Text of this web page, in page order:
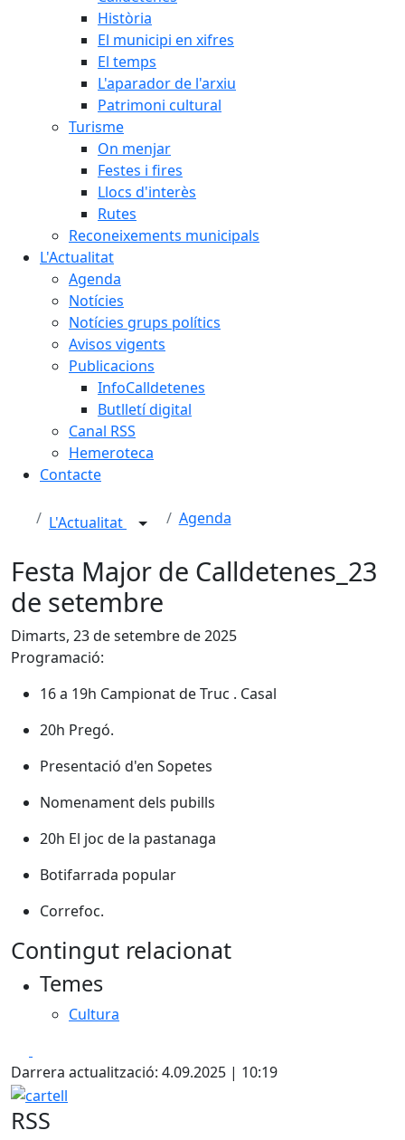
Història
El municipi en xifres
El temps
L'aparador de l'arxiu
Patrimoni cultural
Turisme
On menjar
Festes i fires
Llocs d'interès
Rutes
Reconeixements municipals
L'Actualitat
Agenda
Notícies
Notícies grups polítics
Avisos vigents
Publicacions
InfoCalldetenes
Butlletí digital
Canal RSS
Hemeroteca
Contacte
L'Actualitat Agenda
Festa Major de Calldetenes_23
de setembre
Dimarts, 23 de setembre de 2025
Programació:
16 a 19h Campionat de Truc . Casal
20h Pregó.
Presentació d'en Sopetes
Nomenament dels pubills
20h El joc de la pastanaga
Botifarrada popular
Correfoc.
Contingut relacionat
Temes
Cultura
Darrera actualització: 4.09.2025 | 10:19
cartell
RSS